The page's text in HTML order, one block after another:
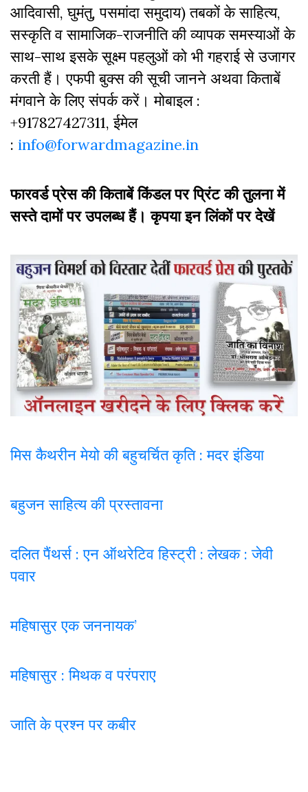
आदिवासी, घुमंतु, पसमांदा समुदाय) तबकों के साहित्‍य,
सस्‍क‍ृति व सामाजिक-राजनीति की व्‍यापक समस्‍याओं के
साथ-साथ इसके सूक्ष्म पहलुओं को भी गहराई से उजागर
करती हैं। एफपी बुक्‍स की सूची जानने अथवा किताबें
मंगवाने के लिए संपर्क करें। मोबाइल :
+917827427311, ईमेल
: info@forwardmagazine.in
फारवर्ड प्रेस की किताबें किंडल पर प्रिंट की तुलना में
सस्ते दामों पर उपलब्ध हैं। कृपया इन लिंकों पर देखें
मिस कैथरीन मेयो की बहुचर्चित कृति : मदर इंडिया
बहुजन साहित्य की प्रस्तावना
दलित पैंथर्स : एन ऑथरेटिव हिस्ट्री : लेखक : जेवी
पवार
महिषासुर एक जननायक’
महिषासुर : मिथक व परंपराए
जाति के प्रश्न पर कबीर